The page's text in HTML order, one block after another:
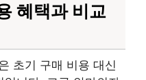
혜택과 비교
초기 구매 비용 대신